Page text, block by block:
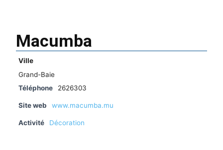
Macumba
Ville
Grand-Baie
Téléphone
2626303
Site web www.macumba.mu
Activité Décoration